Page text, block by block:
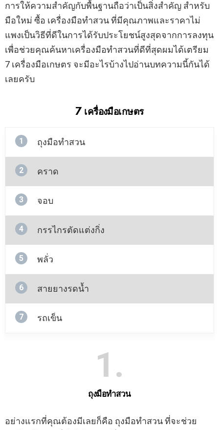
การให้ความสำคัญกับพื้นฐานถือว่าเป็นสิ่งสำคัญ สำหรับ
มือใหม่ ซื้อ เครื่องมือทำสวน ที่มีคุณภาพและราคาไม่
แพงเป็นวิธีที่ดีในการได้รับประโยชน์สูงสุดจากการลงทุน
เพื่อช่วยคุณค้นหาเครื่องมือทำสวนที่ดีที่สุดผมได้เตรียม
7 เครื่องมือเกษตร จะมีอะไรบ้างไปอ่านบทความนี้กันได้
เลยครับ
7 เครื่องมือเกษตร
1 ถุงมือทำสวน
2 คราด
3 จอบ
4 กรรไกรตัดแต่งกิ่ง
5 พลั่ว
6 สายยางรดน้ำ
7 รถเข็น
1
ถุงมือทำสวน
อย่างแรกที่คุณต้องมีเลยก็คือ ถุงมือทำสวน ที่จะช่วย